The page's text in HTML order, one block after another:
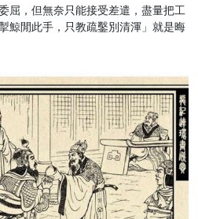
屈，但無奈只能接受差遣，盡量把工
鯨閒此手，只教疏鑿別清渾」就是晦